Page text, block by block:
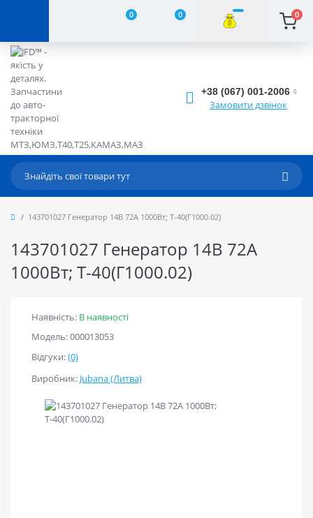
0 0 0
+38 (067) 001-2006
Замовити дзвінок
143701027 Генератор 14В 72А 1000Вт; Т-40(Г1000.02)
143701027 Генератор 14В 72А
1000Вт; Т-40(Г1000.02)
Наявність: В наявності
Модель: 000013053
Відгуки:(0)
Виробник: Jubana (Литва)